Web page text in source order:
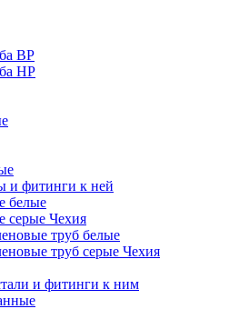
ВР
НР
и фитинги к ней
белые
серые Чехия
труб белые
труб серые Чехия
и фитинги к ним